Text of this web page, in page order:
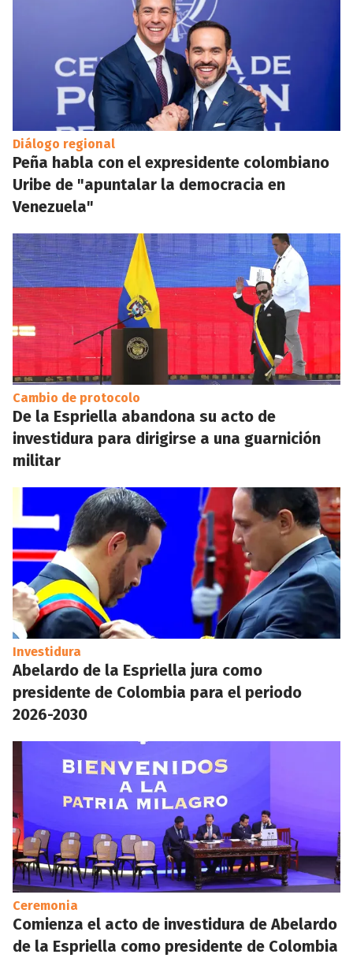
Diálogo regional
Peña habla con el expresidente colombiano
Uribe de "apuntalar la democracia en
Venezuela"
Cambio de protocolo
De la Espriella abandona su acto de
investidura para dirigirse a una guarnición
militar
Investidura
Abelardo de la Espriella jura como
presidente de Colombia para el periodo
2026-2030
Ceremonia
Comienza el acto de investidura de Abelardo
de la Espriella como presidente de Colombia